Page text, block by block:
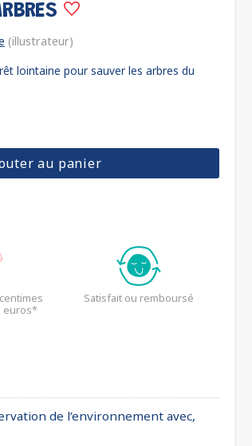
(illustrateur)
lointaine pour sauver les arbres du
au panier
euros*
Satisfait ou remboursé
de l’environnement avec,